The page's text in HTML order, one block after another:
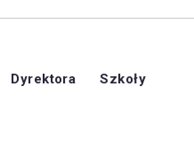
Szkoły